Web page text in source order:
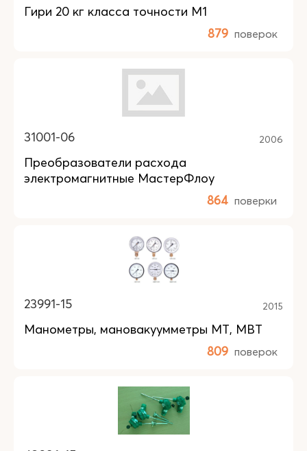
Гири 20 кг класса точности М1
879 поверок
31001-06 2006
Преобразователи расхода
электромагнитные МастерФлоу
864 поверки
23991-15 2015
Манометры, мановакуумметры МТ, МВТ
809 поверок